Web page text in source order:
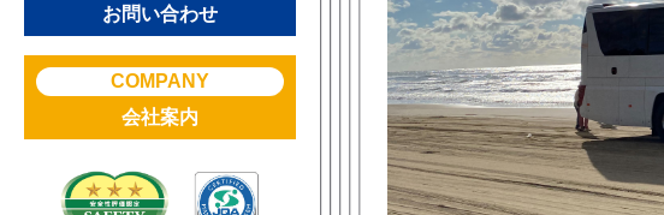
お問い合わせ
COMPANY
会社案内